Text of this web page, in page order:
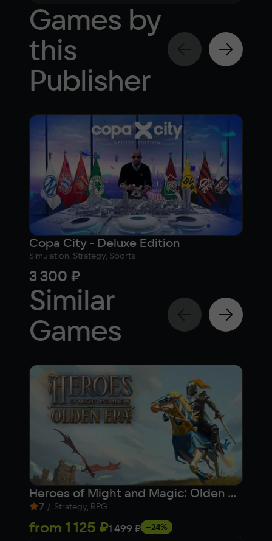
Games by
this
Publisher
Copa City - Deluxe Edition
Simulation, Strategy, Sports
3 300 ₽
Similar
Games
Heroes of Might and Magic: Olden Era (Ранний доступ)
7 / Strategy, RPG
from 1 125 ₽1 499 ₽ −24%